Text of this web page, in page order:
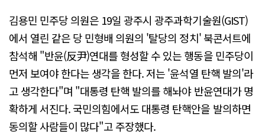
김용민 민주당 의원은 19일 광주시 광주과학기술원(GIST)
에서 열린 같은 당 민형배 의원의 '탈당의 정치' 북콘서트에
참석해 "반윤(反尹)연대를 형성할 수 있는 행동을 민주당이
먼저 보여야 한다는 생각을 한다. 저는 '윤석열 탄핵 발의'라
고 생각한다"며 "대통령 탄핵 발의를 해놔야 반윤연대가 명
확하게 서진다. 국민의힘에서도 대통령 탄핵안을 발의하면
동의할 사람들이 많다"고 주장했다.